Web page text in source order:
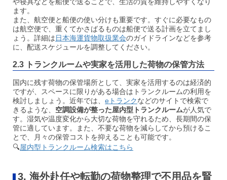
ます。
また、航空便と船便の使い分けも重要です。すぐに必要なもの
は航空便で、重くてかさばるものは船便で送る計画を立てまし
ょう。詳細は日本海運貨物取扱業会のガイドラインなどを参考
に、配送スケジュールを調整してください。
2.3 トランクルームや実家を活用した荷物の保管方法
国内に残す荷物の保管場所として、実家を活用するのは経済的
ですが、スペースに限りがある場合はトランクルームの利用を
検討しましょう。近年では、 eトランクなどのサイトで検索で
きるような、 空調設備が整った屋内型トランクルームが人気で
す。湿気や温度変化から大切な荷物を守れるため、長期間の保
管に適しています。また、不要な荷物を減らしてから預けるこ
とで、月々の保管コストを抑えることも可能です。
🔍屋内型トランクルーム検索はこちら
3. 海外赴任や転勤の荷物整理で不用品を賢